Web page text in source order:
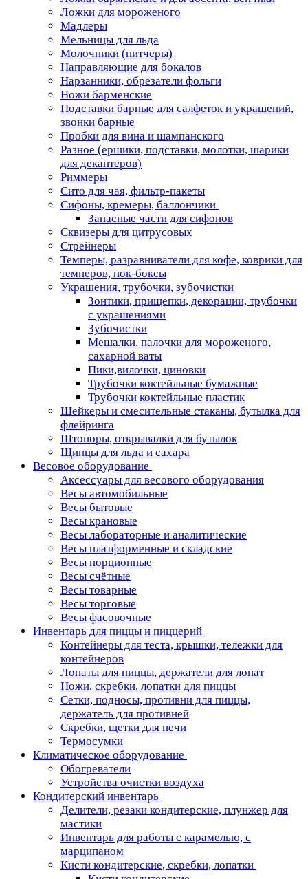
Ложки для мороженого
Мадлеры
Мельницы для льда
Молочники (питчеры)
Направляющие для бокалов
Нарзанники, обрезатели фольги
Ножи барменские
Подставки барные для салфеток и украшений,
звонки барные
Пробки для вина и шампанского
Разное (ершики, подставки, молотки, шарики
для декантеров)
Риммеры
Сито для чая, фильтр-пакеты
Сифоны, кремеры, баллончики
Запасные части для сифонов
Сквизеры для цитрусовых
Стрейнеры
Темперы, разравниватели для кофе, коврики для
темперов, нок-боксы
Украшения, трубочки, зубочистки
Зонтики, прищепки, декорации, трубочки
с украшениями
Зубочистки
Мешалки, палочки для мороженого,
сахарной ваты
Пики,вилочки, циновки
Трубочки коктейльные бумажные
Трубочки коктейльные пластик
Шейкеры и смесительные стаканы, бутылка для
флейринга
Штопоры, открывалки для бутылок
Щипцы для льда и сахара
Весовое оборудование
Аксессуары для весового оборудования
Весы автомобильные
Весы бытовые
Весы крановые
Весы лабораторные и аналитические
Весы платформенные и складские
Весы порционные
Весы счётные
Весы товарные
Весы торговые
Весы фасовочные
Инвентарь для пиццы и пиццерий
Контейнеры для теста, крышки, тележки для
контейнеров
Лопаты для пиццы, держатели для лопат
Ножи, скребки, лопатки для пиццы
Сетки, подносы, противни для пиццы,
держатель для противней
Скребки, щетки для печи
Термосумки
Климатическое оборудование
Обогреватели
Устройства очистки воздуха
Кондитерский инвентарь
Делители, резаки кондитерские, плунжер для
мастики
Инвентарь для работы с карамелью, с
марципаном
Кисти кондитерские, скребки, лопатки